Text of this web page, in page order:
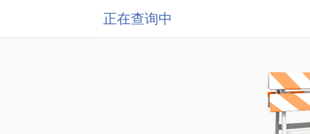
正在查询中